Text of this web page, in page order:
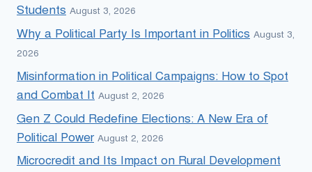
Students August 3, 2026
Why a Political Party Is Important in Politics August 3,
2026
Misinformation in Political Campaigns: How to Spot
and Combat It August 2, 2026
Gen Z Could Redefine Elections: A New Era of
Political Power August 2, 2026
Microcredit and Its Impact on Rural Development